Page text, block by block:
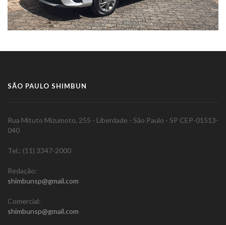
SÃO PAULO SHIMBUN
Rua Mituto Mizumoto, 255 - Liberdade - São Paulo - SP CEP-01513-
040
Tel.: (11) 3347-2000
Redação:
shimbunsp@gmail.com
Comercial:
shimbunsp@gmail.com